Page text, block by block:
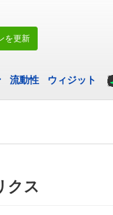
を更新
流動性 ウィジット
クス